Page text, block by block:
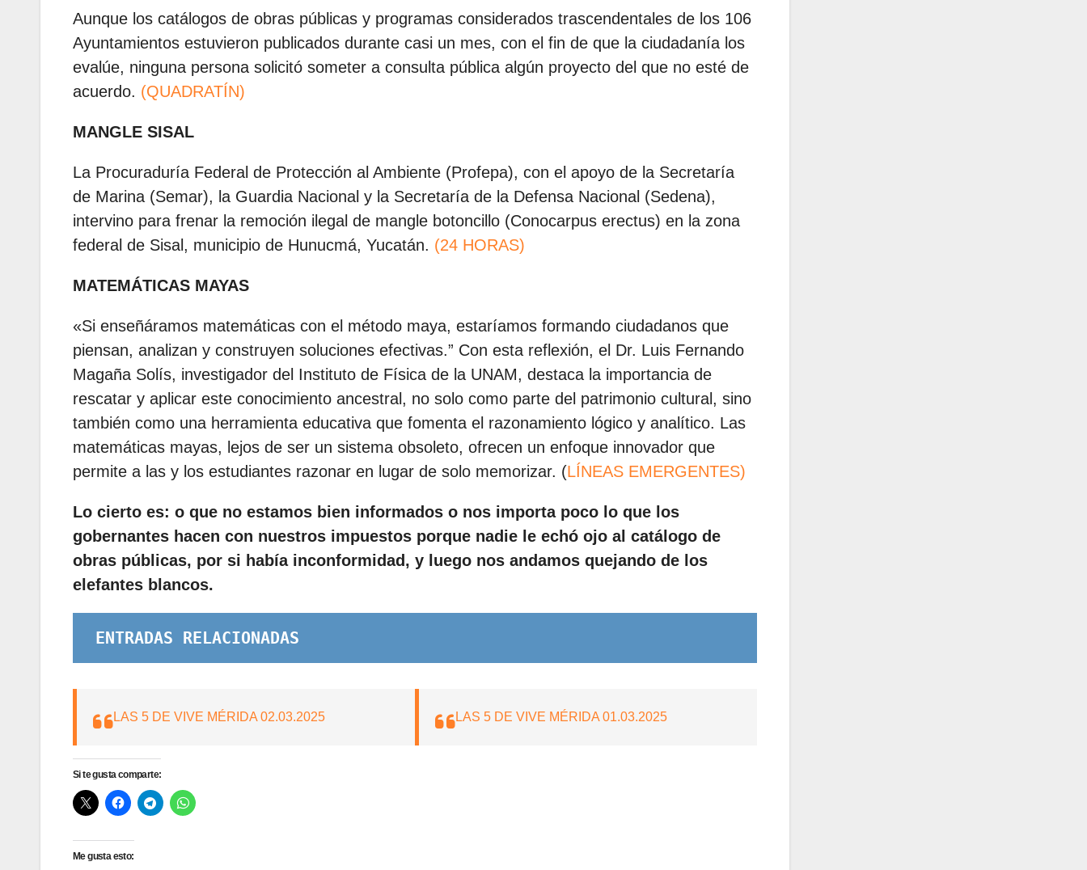
Aunque los catálogos de obras públicas y programas considerados trascendentales de los 106
Ayuntamientos estuvieron publicados durante casi un mes, con el fin de que la ciudadanía los
evalúe, ninguna persona solicitó someter a consulta pública algún proyecto del que no esté de
acuerdo. (QUADRATÍN)
MANGLE SISAL
La Procuraduría Federal de Protección al Ambiente (Profepa), con el apoyo de la Secretaría
de Marina (Semar), la Guardia Nacional y la Secretaría de la Defensa Nacional (Sedena),
intervino para frenar la remoción ilegal de mangle botoncillo (Conocarpus erectus) en la zona
federal de Sisal, municipio de Hunucmá, Yucatán. (24 HORAS)
MATEMÁTICAS MAYAS
«Si enseñáramos matemáticas con el método maya, estaríamos formando ciudadanos que
piensan, analizan y construyen soluciones efectivas.” Con esta reflexión, el Dr. Luis Fernando
Magaña Solís, investigador del Instituto de Física de la UNAM, destaca la importancia de
rescatar y aplicar este conocimiento ancestral, no solo como parte del patrimonio cultural, sino
también como una herramienta educativa que fomenta el razonamiento lógico y analítico. Las
matemáticas mayas, lejos de ser un sistema obsoleto, ofrecen un enfoque innovador que
permite a las y los estudiantes razonar en lugar de solo memorizar. (LÍNEAS EMERGENTES)
Lo cierto es: o que no estamos bien informados o nos importa poco lo que los
gobernantes hacen con nuestros impuestos porque nadie le echó ojo al catálogo de
obras públicas, por si había inconformidad, y luego nos andamos quejando de los
elefantes blancos.
ENTRADAS RELACIONADAS
LAS 5 DE VIVE MÉRIDA 02.03.2025 LAS 5 DE VIVE MÉRIDA 01.03.2025
Si te gusta comparte:
Me gusta esto: